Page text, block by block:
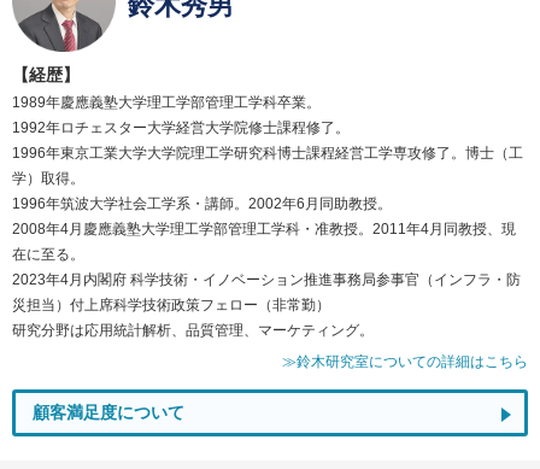
【経歴】
1989年慶應義塾大学理工学部管理工学科卒業。
1992年ロチェスター大学経営大学院修士課程修了。
1996年東京工業大学大学院理工学研究科博士課程経営工学専攻修了。博士（工
学）取得。
1996年筑波大学社会工学系・講師。2002年6月同助教授。
2008年4月慶應義塾大学理工学部管理工学科・准教授。2011年4月同教授、現
在に至る。
2023年4月内閣府 科学技術・イノベーション推進事務局参事官（インフラ・防
災担当）付上席科学技術政策フェロー（非常勤）
研究分野は応用統計解析、品質管理、マーケティング。
≫鈴木研究室についての詳細はこちら
顧客満足度について